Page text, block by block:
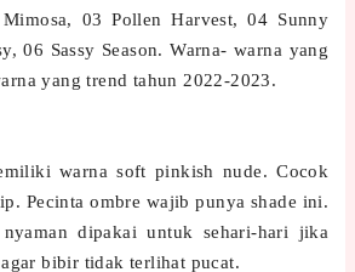
03 Pollen Harvest, 04 Sunny
06 Sassy Season. Warna- warna yang
yang trend tahun 2022-2023.
warna soft pinkish nude. Cocok
Pecinta ombre wajib punya shade ini.
dipakai untuk sehari-hari jika
bibir tidak terlihat pucat.